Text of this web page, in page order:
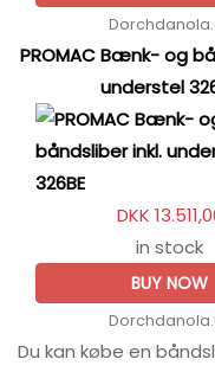
PROMAC Bænk- og
understel
DKK
in stock
BUY NOW
Du kan købe en